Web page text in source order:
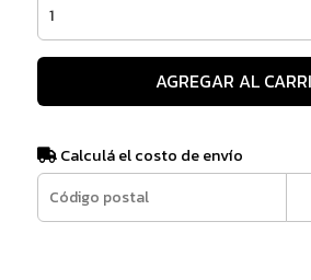
AGREGAR AL
Calculá el costo de envío